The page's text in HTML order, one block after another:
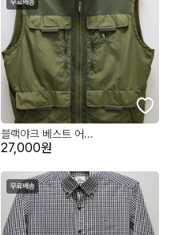
블랙야크 베스트 어...
27,000원